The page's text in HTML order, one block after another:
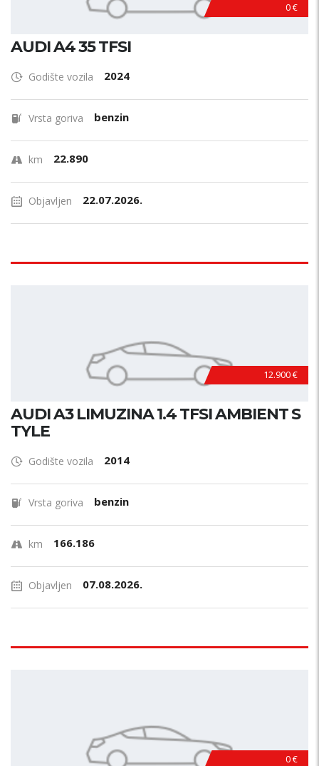
0 €
AUDI A4 35 TFSI
Godište vozila 2024
Vrsta goriva benzin
km 22.890
Objavljen 22.07.2026.
12.900 €
AUDI A3 LIMUZINA 1.4 TFSI AMBIENT S
TYLE
Godište vozila 2014
Vrsta goriva benzin
km 166.186
Objavljen 07.08.2026.
0 €